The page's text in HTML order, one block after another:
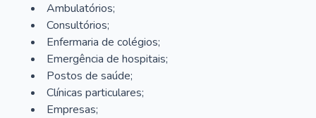
Ambulatórios;
Consultórios;
Enfermaria de colégios;
Emergência de hospitais;
Postos de saúde;
Clínicas particulares;
Empresas;